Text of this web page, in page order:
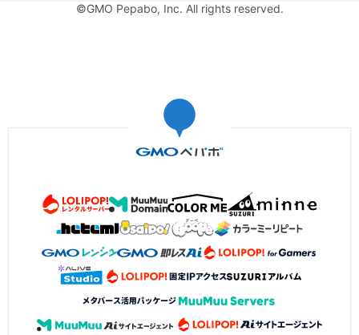
©GMO Pepabo, Inc. All rights reserved.